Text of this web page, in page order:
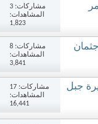
مشاركات: 3
المشاهدات:
1,823
مشاركات: 8
المشاهدات:
3,841
جبل
مشاركات: 17
المشاهدات:
16,441